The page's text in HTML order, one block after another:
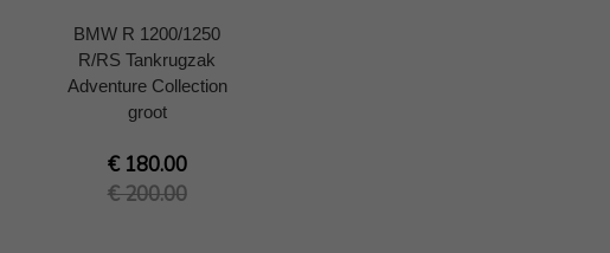
BMW R 1200/1250
R/RS Tankrugzak
Adventure Collection
groot
€ 180.00
€ 200.00